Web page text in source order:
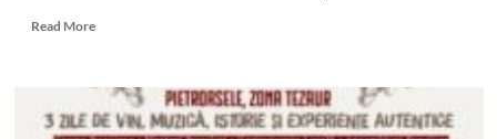
Read MoreRead
Escapadă
nocturnă
terminată